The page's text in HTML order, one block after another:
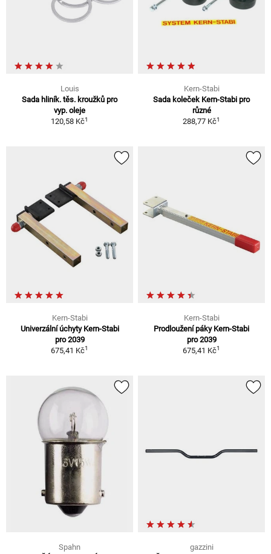
Louis
Sada hliník. těs. kroužků pro
vyp. oleje
120,58 Kč1
Kern-Stabi
Sada koleček Kern-Stabi pro
různé
288,77 Kč1
Kern-Stabi
Univerzální úchyty Kern-Stabi
pro 2039
675,41 Kč1
Kern-Stabi
Prodloužení páky Kern-Stabi
pro 2039
675,41 Kč1
Spahn
gazzini